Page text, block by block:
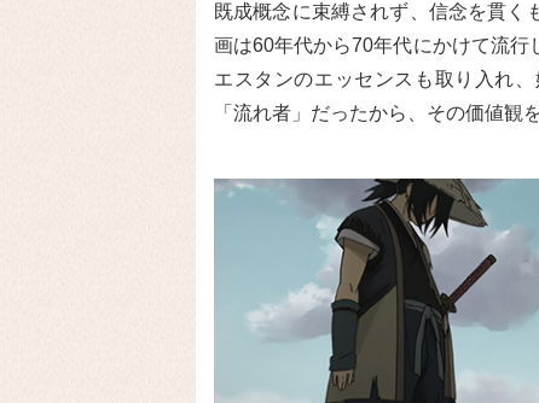
既成概念に束縛されず、信念を貫く
画は60年代から70年代にかけて流行
エスタンのエッセンスも取り入れ
「流れ者」だったから、その価値観